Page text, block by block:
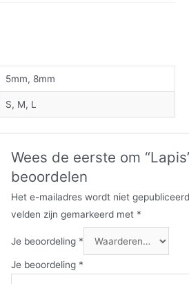
5mm, 8mm
S, M, L
Wees de eerste om
beoordelen
Het e-mailadres wordt niet
velden zijn gemarkeerd met *
Je beoordeling *
Je beoordeling *